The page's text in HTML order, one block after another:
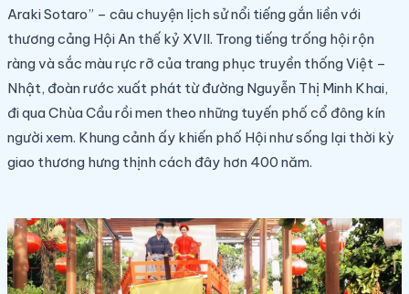
Araki Sotaro” – câu chuyện lịch sử nổi tiếng gắn liền với
thương cảng Hội An thế kỷ XVII. Trong tiếng trống hội rộn
ràng và sắc màu rực rỡ của trang phục truyền thống Việt –
Nhật, đoàn rước xuất phát từ đường Nguyễn Thị Minh Khai,
đi qua Chùa Cầu rồi men theo những tuyến phố cổ đông kín
người xem. Khung cảnh ấy khiến phố Hội như sống lại thời kỳ
giao thương hưng thịnh cách đây hơn 400 năm.